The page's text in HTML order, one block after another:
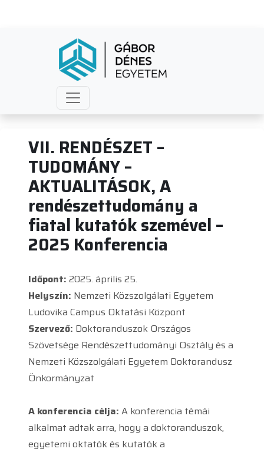
rendeszettudomany 2025
VII. RENDÉSZET –
TUDOMÁNY –
AKTUALITÁSOK, A
rendészettudomány a
fiatal kutatók szemével –
2025 Konferencia
Időpont: 2025. április 25.
Helyszín: Nemzeti Közszolgálati Egyetem
Ludovika Campus Oktatási Központ​​​​​​​
Szervező: Doktoranduszok Országos
Szövetsége Rendészettudományi Osztály és a
Nemzeti Közszolgálati Egyetem Doktorandusz
Önkormányzat
A konferencia célja: A konferencia témái
alkalmat adtak arra, hogy a doktoranduszok,
egyetemi oktatók és kutatók a